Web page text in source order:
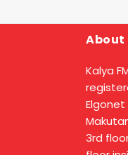
About
Kalya
3rd